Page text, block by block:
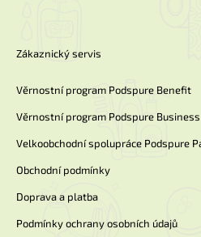
Zákaznický servis
Věrnostní program Podspure Benefit
Věrnostní program Podspure Business
Velkoobchodní spolupráce Podspure
Obchodní podmínky
Doprava a platba
Podmínky ochrany osobních údajů